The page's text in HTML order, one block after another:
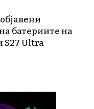
батериите на
S27 Ultra